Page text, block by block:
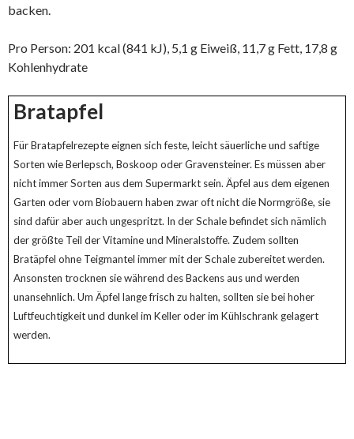
backen.
Pro Person: 201 kcal (841 kJ), 5,1 g Eiweiß, 11,7 g Fett, 17,8 g
Kohlenhydrate
Bratapfel
Für Bratapfelrezepte eignen sich feste, leicht säuerliche und saftige
Sorten wie Berlepsch, Boskoop oder Gravensteiner. Es müssen aber
nicht immer Sorten aus dem Supermarkt sein. Äpfel aus dem eigenen
Garten oder vom Biobauern haben zwar oft nicht die Normgröße, sie
sind dafür aber auch ungespritzt. In der Schale befindet sich nämlich
der größte Teil der Vitamine und Mineralstoffe. Zudem sollten
Bratäpfel ohne Teigmantel immer mit der Schale zubereitet werden.
Ansonsten trocknen sie während des Backens aus und werden
unansehnlich. Um Äpfel lange frisch zu halten, sollten sie bei hoher
Luftfeuchtigkeit und dunkel im Keller oder im Kühlschrank gelagert
werden.